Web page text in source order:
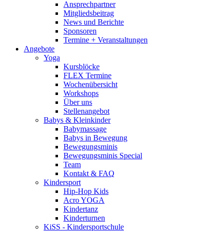
Ansprechpartner
Mitgliedsbeitrag
News und Berichte
Sponsoren
Termine + Veranstaltungen
Angebote
Yoga
Kursblöcke
FLEX Termine
Wochenübersicht
Workshops
Über uns
Stellenangebot
Babys & Kleinkinder
Babymassage
Babys in Bewegung
Bewegungsminis
Bewegungsminis Special
Team
Kontakt & FAQ
Kindersport
Hip-Hop Kids
Acro YOGA
Kindertanz
Kinderturnen
KiSS - Kindersportschule